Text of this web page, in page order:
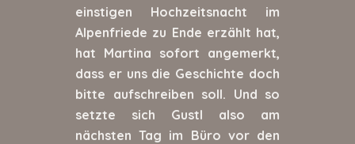
einstigen Hochzeitsnacht im
Alpenfriede zu Ende erzählt hat,
hat Martina sofort angemerkt,
dass er uns die Geschichte doch
bitte aufschreiben soll. Und so
setzte sich Gustl also am
nächsten Tag im Büro vor den